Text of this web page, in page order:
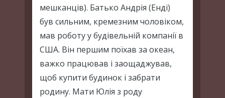
мешканців). Батько Андрія (Енді)
був сильним, кремезним чоловіком,
мав роботу у будівельній компанії в
США. Він першим поїхав за океан,
важко працював і заощаджував,
щоб купити будинок і забрати
родину. Мати Юлія з роду